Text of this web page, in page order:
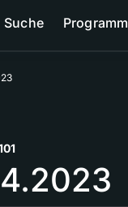
Suche Programm